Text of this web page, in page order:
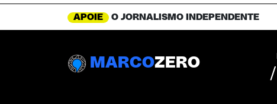
APOIE O JORNALISMO INDEPENDENTE
MARCOZERO